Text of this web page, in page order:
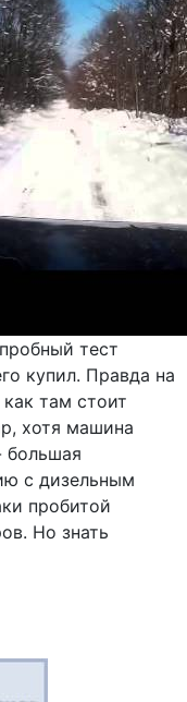
тест
купил. Правда на
там стоит
хотя машина
большая
с дизельным
пробитой
Но знать